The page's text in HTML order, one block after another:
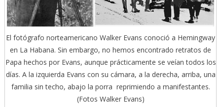
El fotógrafo norteamericano Walker Evans conoció a Hemingway
en La Habana. Sin embargo, no hemos encontrado retratos de
Papa hechos por Evans, aunque prácticamente se veían todos los
días. A la izquierda Evans con su cámara, a la derecha, arriba, una
familia sin techo, abajo la porra reprimiendo a manifestantes.
(Fotos Walker Evans)